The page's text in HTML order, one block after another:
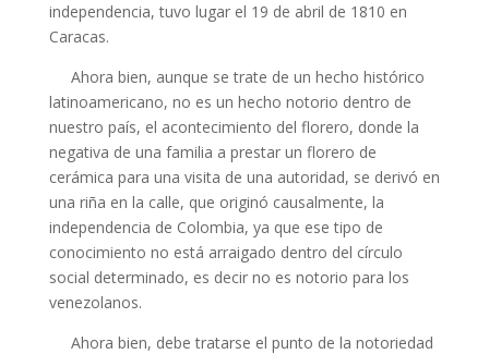
independencia, tuvo lugar el 19 de abril de 1810 en
Caracas.
Ahora bien, aunque se trate de un hecho histórico
latinoamericano, no es un hecho notorio dentro de
nuestro país, el acontecimiento del florero, donde la
negativa de una familia a prestar un florero de
cerámica para una visita de una autoridad, se derivó en
una riña en la calle, que originó causalmente, la
independencia de Colombia, ya que ese tipo de
conocimiento no está arraigado dentro del círculo
social determinado, es decir no es notorio para los
venezolanos.
Ahora bien, debe tratarse el punto de la notoriedad